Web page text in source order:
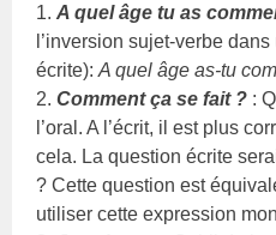
1.A quel âge tu as
l’inversion sujet-verbe
écrite):A quel âge as-tu
2.Comment ça se fait ? :
l’oral. A l’écrit, il est plus
cela. La question écrite
? Cette question est
utiliser cette expression